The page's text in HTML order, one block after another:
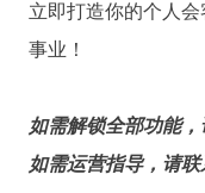
立即打造你的个人
事业！
如需解锁全部功能
如需运营指导，请